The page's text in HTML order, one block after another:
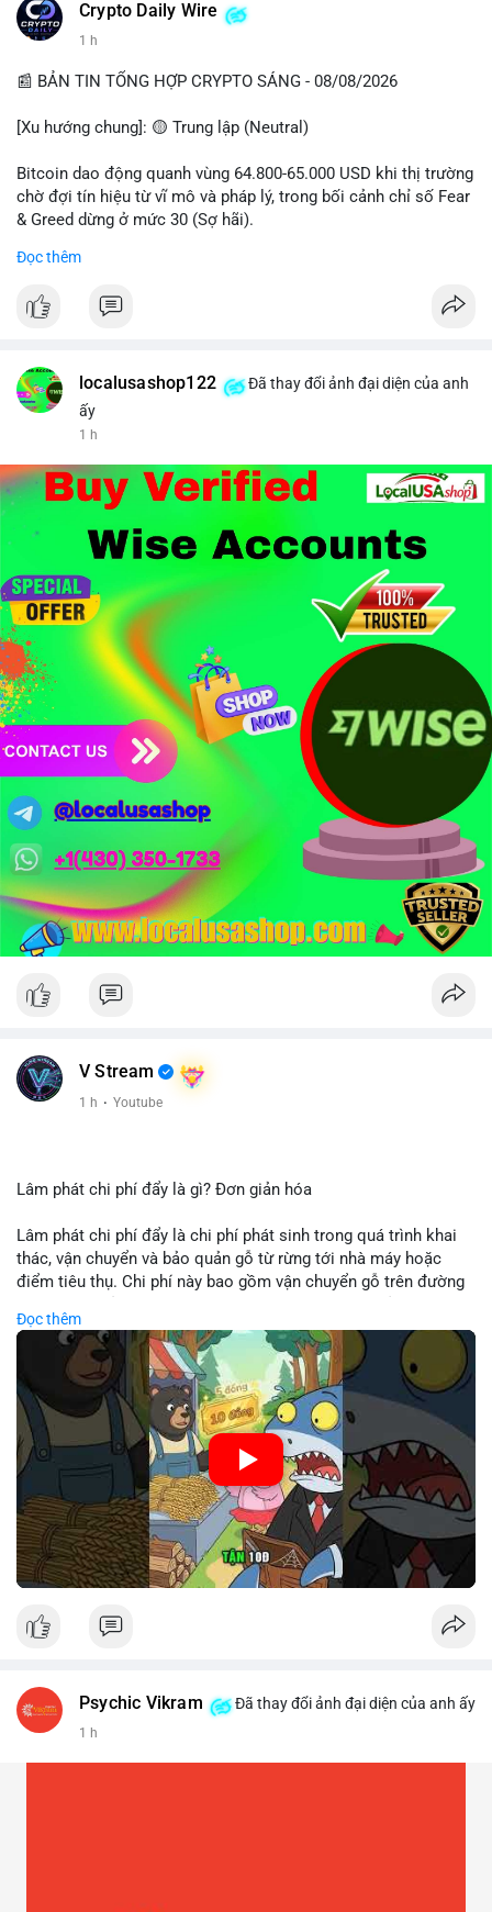
Crypto Daily Wire
1 h
📰 BẢN TIN TỔNG HỢP CRYPTO SÁNG - 08/08/2026
[Xu hướng chung]: 🟡 Trung lập (Neutral)
Bitcoin dao động quanh vùng 64.800-65.000 USD khi thị trường
chờ đợi tín hiệu từ vĩ mô và pháp lý, trong bối cảnh chỉ số Fear
& Greed dừng ở mức 30 (Sợ hãi).
- Thị trường & Giá cả: Chuỗi giao dịch cá voi BTC diễn ra dày
triệu USD lúc 08:19 UTC và 61,37 BTC (gần 4 triệu USD) lúc
- Quy định & Pháp lý: Thượng viện Mỹ mở giai đoạn đầu bình
chọn Bill Clarity Act, cần 60 phiếu để tiến tới tháng tới. IMF
được dollar hỗ trợ. Tòa án Mỹ cho phép Bybit truy xuất tài sản
1,5 tỷ USD từ vụ hack Triều Tiên.
- Công nghệ & Bảo mật: BTCPay cảnh báo exploit mới trên
LND có thể đánh cắp thông tin đăng nhập Lightning Network,
người dùng cần cập nhật ngay. XRP Ledger đề xuất sửa đổi bảo
mật token hóa tài sản Wall Street trị giá 530 triệu USD.
Nhà đầu tư nên thận trọng với đòn bẩy cao khi Funding Rate
BTC chỉ ở mức 0.0035%. Vùng Fear hiện tại có thể là cơ hội
tích lũy dài hạn nhưng cần chờ xác nhận dòng tiền.
Xem chi tiết các bài viết đầy đủ tại dòng thời gian của Vlike.vn!
#whalealertbtc #clarityact #lightningexploit #bybitlazarus
#xrpledger
Đọc thêm
localusashop122
Đã thay đổi ảnh đại diện của anh
ấy
1 h
V Stream
1 h · Youtube
Lâm phát chi phí đẩy là gì? Đơn giản hóa
Lâm phát chi phí đẩy là chi phí phát sinh trong quá trình khai
thác, vận chuyển và bảo quản gỗ từ rừng tới nhà máy hoặc
điểm tiêu thụ. Chi phí này bao gồm vận chuyển gỗ trên đường
điều kiện địa hình. Việc hiểu rõ chi phí đẩy giúp doanh nghiệp
lâm nghiệp tối ưu hoá chuỗi cung ứng và kiểm soát lợi nhuận.
🎥 Xem video trực tiếp tại:
Nguồn: Cú Thông Thái
Đọc thêm
Psychic Vikram Đã thay đổi ảnh đại diện của anh ấy
1 h